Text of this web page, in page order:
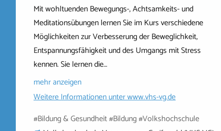
Mit wohltuenden Bewegungs-, Achtsamkeits- und
Meditationsübungen lernen Sie im Kurs verschiedene
Möglichkeiten zur Verbesserung der Beweglichkeit,
Entspannungsfähigkeit und des Umgangs mit Stress
kennen. Sie lernen die…
mehr anzeigen
Weitere Informationen unterwww.vhs-vg.de
#Bildung & Gesundheit #Bildung #Volkshochschule